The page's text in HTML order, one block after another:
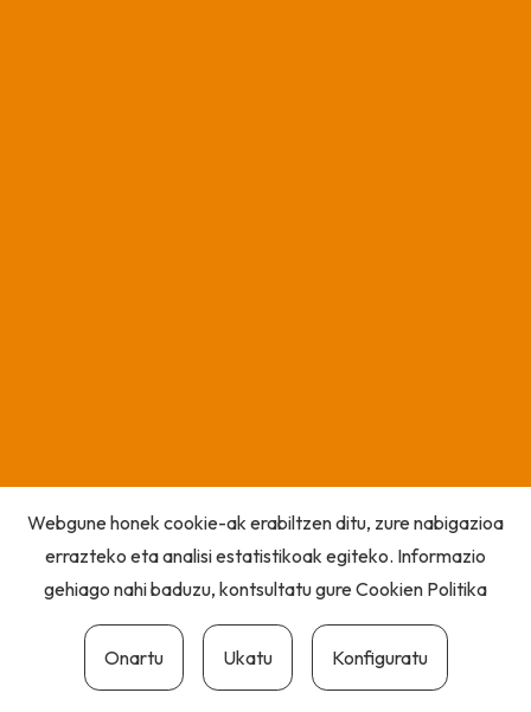
Webgune honek cookie-ak erabiltzen ditu, zure nabigazioa
errazteko eta analisi estatistikoak egiteko. Informazio
gehiago nahi baduzu, kontsultatu gureCookien Politika
Onartu Ukatu Konfiguratu